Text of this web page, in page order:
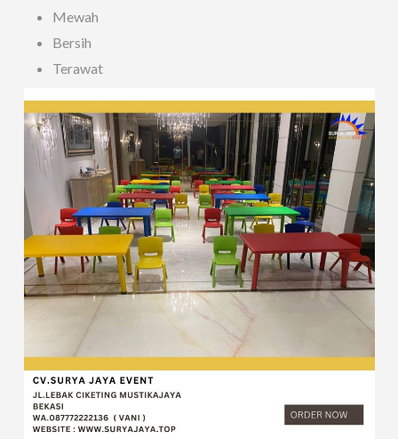
Mewah
Bersih
Terawat